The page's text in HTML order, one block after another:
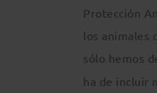
Protección
los animales
sólo hemos
ha de incluir